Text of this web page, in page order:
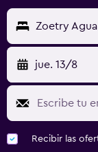
Zoetry
jue. 13/8
Recibir las